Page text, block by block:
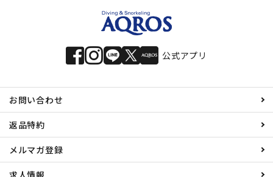
公式アプリ
お問い合わせ
返品特約
メルマガ登録